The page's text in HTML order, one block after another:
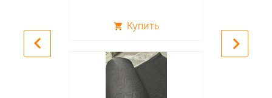
shopping_cart Купить
keyboard_arrow_left keyboard_arrow_right